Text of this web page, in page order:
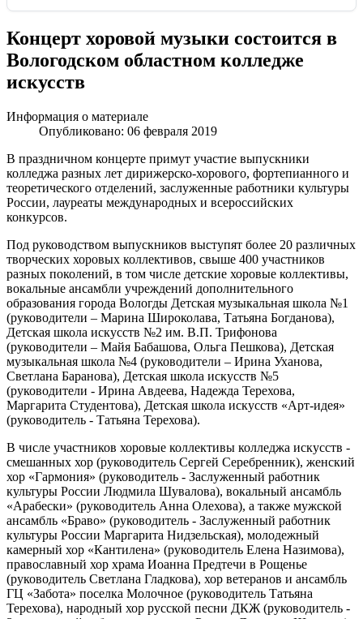
Концерт хоровой музыки состоится в
Вологодском областном колледже
искусств
Информация о материале
Опубликовано: 06 февраля 2019
В праздничном концерте примут участие выпускники
колледжа разных лет дирижерско-хорового, фортепианного и
теоретического отделений, заслуженные работники культуры
России, лауреаты международных и всероссийских
конкурсов.
Под руководством выпускников выступят более 20 различных
творческих хоровых коллективов, свыше 400 участников
разных поколений, в том числе детские хоровые коллективы,
вокальные ансамбли учреждений дополнительного
образования города Вологды Детская музыкальная школа №1
(руководители – Марина Широколава, Татьяна Богданова),
Детская школа искусств №2 им. В.П. Трифонова
(руководители – Майя Бабашова, Ольга Пешкова), Детская
музыкальная школа №4 (руководители – Ирина Уханова,
Светлана Баранова), Детская школа искусств №5
(руководители - Ирина Авдеева, Надежда Терехова,
Маргарита Студентова), Детская школа искусств «Арт-идея»
(руководитель - Татьяна Терехова).
В числе участников хоровые коллективы колледжа искусств -
смешанных хор (руководитель Сергей Серебренник), женский
хор «Гармония» (руководитель - Заслуженный работник
культуры России Людмила Шувалова), вокальный ансамбль
«Арабески» (руководитель Анна Олехова), а также мужской
ансамбль «Браво» (руководитель - Заслуженный работник
культуры России Маргарита Нидзельская), молодежный
камерный хор «Кантилена» (руководитель Елена Назимова),
православный хор храма Иоанна Предтечи в Рощенье
(руководитель Светлана Гладкова), хор ветеранов и ансамбль
ГЦ «Забота» поселка Молочное (руководитель Татьяна
Терехова), народный хор русской песни ДКЖ (руководитель -